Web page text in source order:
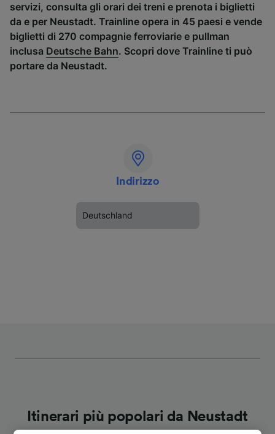
servizi, consulta gli orari dei treni e prenota i biglietti
da e per Neustadt. Trainline opera in 45 paesi e vende
biglietti di 270 compagnie ferroviarie e pullman
inclusa Deutsche Bahn. Scopri dove Trainline ti può
portare da Neustadt.
Indirizzo
Deutschland
Itinerari più popolari da Neustadt